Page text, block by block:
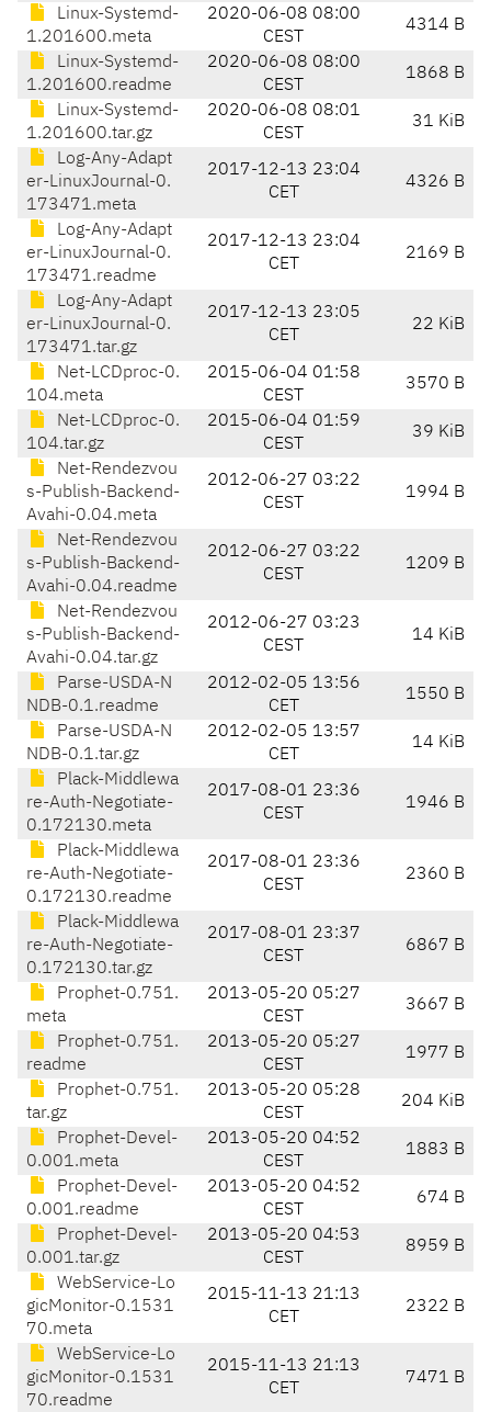
Linux-Systemd-
1.201600.meta
2020-06-08 08:00
CEST
4314 B
Linux-Systemd-
1.201600.readme
2020-06-08 08:00
CEST
1868 B
Linux-Systemd-
1.201600.tar.gz
2020-06-08 08:01
CEST
31 KiB
Log-Any-Adapt
er-LinuxJournal-0.
173471.meta
2017-12-13 23:04
CET
4326 B
Log-Any-Adapt
er-LinuxJournal-0.
173471.readme
2017-12-13 23:04
CET
2169 B
Log-Any-Adapt
er-LinuxJournal-0.
173471.tar.gz
2017-12-13 23:05
CET
22 KiB
Net-LCDproc-0.
104.meta
2015-06-04 01:58
CEST
3570 B
Net-LCDproc-0.
104.tar.gz
2015-06-04 01:59
CEST
39 KiB
Net-Rendezvou
s-Publish-Backend-
Avahi-0.04.meta
2012-06-27 03:22
CEST
1994 B
Net-Rendezvou
s-Publish-Backend-
Avahi-0.04.readme
2012-06-27 03:22
CEST
1209 B
Net-Rendezvou
s-Publish-Backend-
Avahi-0.04.tar.gz
2012-06-27 03:23
CEST
14 KiB
Parse-USDA-N
NDB-0.1.readme
2012-02-05 13:56
CET
1550 B
Parse-USDA-N
NDB-0.1.tar.gz
2012-02-05 13:57
CET
14 KiB
Plack-Middlewa
re-Auth-Negotiate-
0.172130.meta
2017-08-01 23:36
CEST
1946 B
Plack-Middlewa
re-Auth-Negotiate-
0.172130.readme
2017-08-01 23:36
CEST
2360 B
Plack-Middlewa
re-Auth-Negotiate-
0.172130.tar.gz
2017-08-01 23:37
CEST
6867 B
Prophet-0.751.
meta
2013-05-20 05:27
CEST
3667 B
Prophet-0.751.
readme
2013-05-20 05:27
CEST
1977 B
Prophet-0.751.
tar.gz
2013-05-20 05:28
CEST
204 KiB
Prophet-Devel-
0.001.meta
2013-05-20 04:52
CEST
1883 B
Prophet-Devel-
0.001.readme
2013-05-20 04:52
CEST
674 B
Prophet-Devel-
0.001.tar.gz
2013-05-20 04:53
CEST
8959 B
WebService-Lo
gicMonitor-0.1531
70.meta
2015-11-13 21:13
CET
2322 B
WebService-Lo
gicMonitor-0.1531
70.readme
2015-11-13 21:13
CET
7471 B